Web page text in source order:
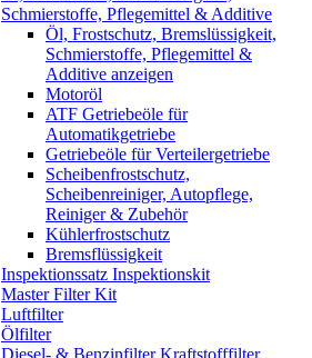
Schmierstoffe, Pflegemittel & Additive
Öl, Frostschutz, Bremslüssigkeit,
Schmierstoffe, Pflegemittel &
Additive anzeigen
Motoröl
ATF Getriebeöle für
Automatikgetriebe
Getriebeöle für Verteilergetriebe
Scheibenfrostschutz,
Scheibenreiniger, Autopflege,
Reiniger & Zubehör
Kühlerfrostschutz
Bremsflüssigkeit
Inspektionssatz Inspektionskit
Master Filter Kit
Luftfilter
Ölfilter
Diesel- & Benzinfilter Kraftstofffilter